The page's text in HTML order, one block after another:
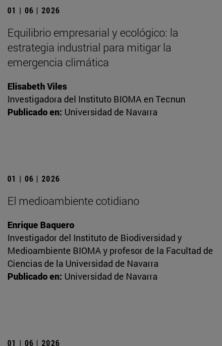
01 | 06 | 2026
Equilibrio empresarial y ecológico: la
estrategia industrial para mitigar la
emergencia climática
Elisabeth Viles
Investigadora del Instituto BIOMA en Tecnun
Publicado en: Universidad de Navarra
01 | 06 | 2026
El medioambiente cotidiano
Enrique Baquero
Investigador del Instituto de Biodiversidad y
Medioambiente BIOMA y profesor de la Facultad de
Ciencias de la Universidad de Navarra
Publicado en: Universidad de Navarra
01 | 06 | 2026